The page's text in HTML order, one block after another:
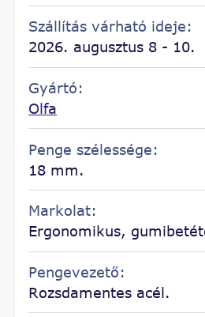
Szállítás várható ideje:
2026. augusztus 8 - 10.
Gyártó:
Olfa
Penge szélessége:
18 mm.
Markolat:
Ergonomikus,
Pengevezető:
Rozsdamentes acél.